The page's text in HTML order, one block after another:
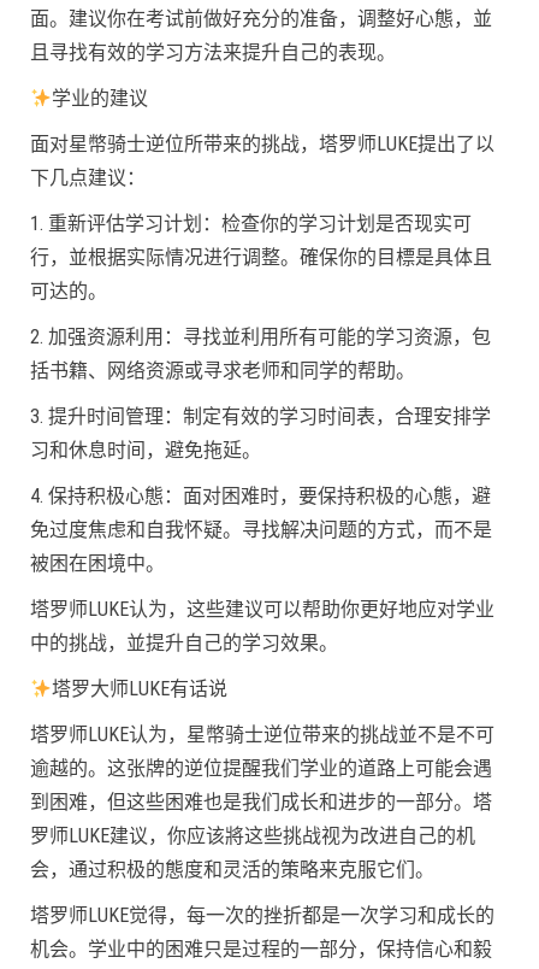
面。建议你在考试前做好充分的准备，调整好心態，並
且寻找有效的学习方法来提升自己的表现。
学业的建议
面对星幣骑士逆位所带来的挑战，塔罗师LUKE提出了以
下几点建议：
1. 重新评估学习计划：检查你的学习计划是否现实可
行，並根据实际情况进行调整。確保你的目標是具体且
可达的。
2. 加强资源利用：寻找並利用所有可能的学习资源，包
括书籍、网络资源或寻求老师和同学的帮助。
3. 提升时间管理：制定有效的学习时间表，合理安排学
习和休息时间，避免拖延。
4. 保持积极心態：面对困难时，要保持积极的心態，避
免过度焦虑和自我怀疑。寻找解决问题的方式，而不是
被困在困境中。
塔罗师LUKE认为，这些建议可以帮助你更好地应对学业
中的挑战，並提升自己的学习效果。
塔罗大师LUKE有话说
塔罗师LUKE认为，星幣骑士逆位带来的挑战並不是不可
逾越的。这张牌的逆位提醒我们学业的道路上可能会遇
到困难，但这些困难也是我们成长和进步的一部分。塔
罗师LUKE建议，你应该將这些挑战视为改进自己的机
会，通过积极的態度和灵活的策略来克服它们。
塔罗师LUKE觉得，每一次的挫折都是一次学习和成长的
机会。学业中的困难只是过程的一部分，保持信心和毅